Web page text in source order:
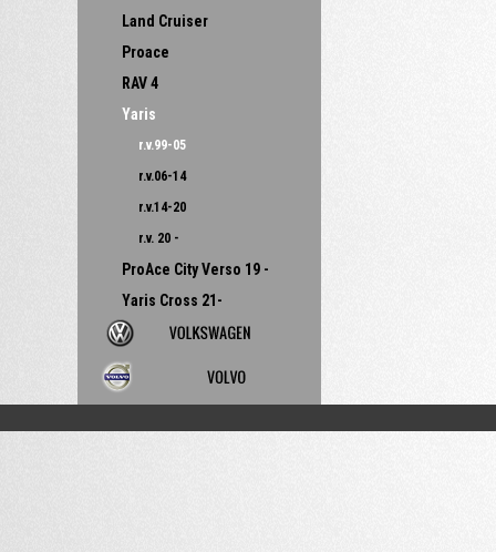
Land Cruiser
Proace
RAV 4
Yaris
r.v.99-05
r.v.06-14
r.v.14-20
r.v. 20 -
ProAce City Verso 19 -
Yaris Cross 21-